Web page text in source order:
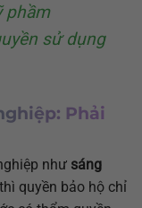
phầm
sử dụng
Phải
như sáng
thì quyền bảo hộ chỉ